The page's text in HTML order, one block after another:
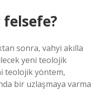
felsefe?
sonra, vahyi akılla
yeni teolojik
teolojik yöntem,
bir uzlaşmaya varma